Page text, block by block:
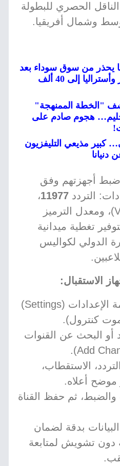
الحصري للبطولة
وشمال أفريقيا.
يحذر من سوق سوداء بعد
ارتفاع أسعار مباراة مصر وأستراليا إلى 40 ألف
"الخطة الممنهجة"
هجوم صادم على
مذيعي التليفزيون
أجهزتهم وفق
التردد 11977،
تغطية ميدانية
الدولي لكواليس
الاستقبال:
البدء بالدخول إلى قائمة الإعدادات (Settings)
كنترول).
أو البحث عن القنوات
الاستقطاب،
موضح أعلاه.
والضبط، ثم حفظ القناة
بدقة لضمان
دون تشويش لمتابعة